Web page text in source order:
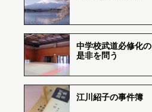
中学校武道必修化の
是非を問う
江川紹子の事件簿